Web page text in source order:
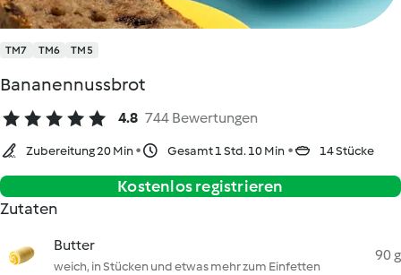
TM7 TM6 TM5
Bananennussbrot
4.8 744 Bewertungen
Zubereitung 20 Min Gesamt 1 Std. 10 Min 14 Stücke
Kostenlos registrieren
Zutaten
Butter
weich, in Stücken und etwas mehr zum Einfetten
90 g